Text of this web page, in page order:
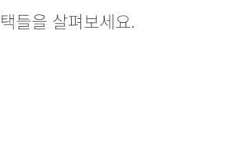
들을 살펴보세요.